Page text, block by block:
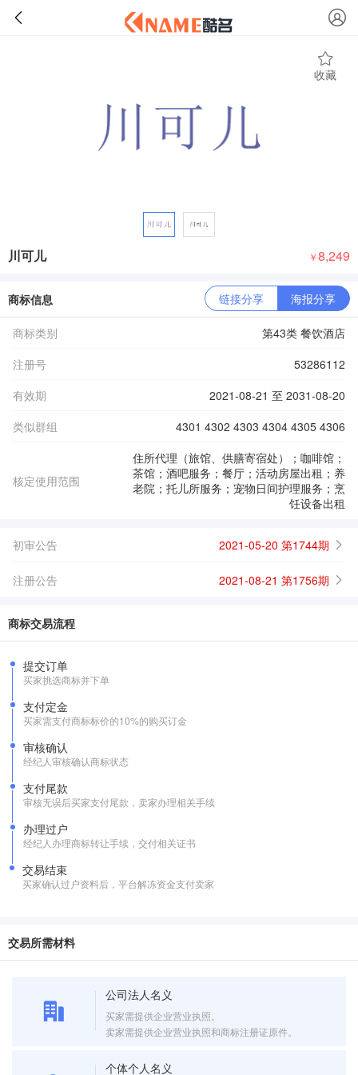
收藏
川可儿 ￥8,249
商标信息 链接分享 海报分享
商标类别
第43类 餐饮酒店
注册号
53286112
有效期
2021-08-21 至 2031-08-20
类似群组
4301 4302 4303 4304 4305 4306
核定使用范围
住所代理（旅馆、供膳寄宿处）；咖啡馆；
茶馆；酒吧服务；餐厅；活动房屋出租；养
老院；托儿所服务；宠物日间护理服务；烹
饪设备出租
初审公告 2021-05-20 第1744期
注册公告 2021-08-21 第1756期
商标交易流程
提交订单
买家挑选商标并下单
支付定金
买家需支付商标标价的10%的购买订金
审核确认
经纪人审核确认商标状态
支付尾款
审核无误后买家支付尾款，卖家办理相关手续
办理过户
经纪人办理商标转让手续，交付相关证书
交易结束
买家确认过户资料后，平台解冻资金支付卖家
交易所需材料
公司法人名义
买家需提供企业营业执照。
卖家需提供企业营业执照和商标注册证原件。
个体个人名义